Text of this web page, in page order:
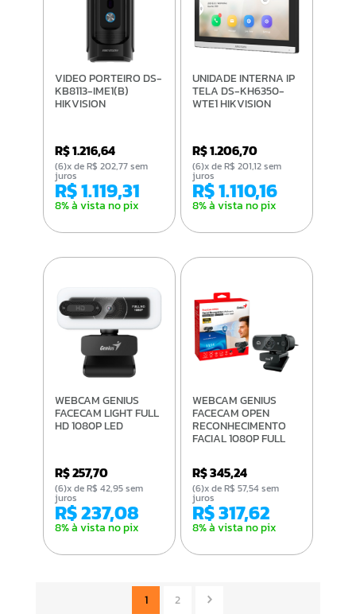
VIDEO PORTEIRO DS-
KB8113-IME1(B)
HIKVISION
R$ 1.216,64
R$ 1.119,31
8% à vista no pix
(6)x de R$ 202,77 sem
juros
UNIDADE INTERNA IP
TELA DS-KH6350-
WTE1 HIKVISION
R$ 1.206,70
R$ 1.110,16
8% à vista no pix
(6)x de R$ 201,12 sem
juros
WEBCAM GENIUS
FACECAM LIGHT FULL
HD 1080P LED
R$ 257,70
R$ 237,08
8% à vista no pix
(6)x de R$ 42,95 sem
juros
WEBCAM GENIUS
FACECAM OPEN
RECONHECIMENTO
FACIAL 1080P FULL
R$ 345,24
R$ 317,62
8% à vista no pix
(6)x de R$ 57,54 sem
juros
1 2